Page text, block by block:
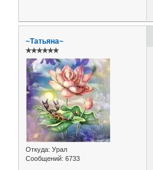
~Татьяна~
✯✯✯✯✯✯
Откуда: Урал
Сообщений: 6733